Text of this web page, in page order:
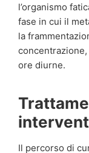
l’organismo
fase in cui il
la
concentrazione,
ore diurne.
Il percorso di